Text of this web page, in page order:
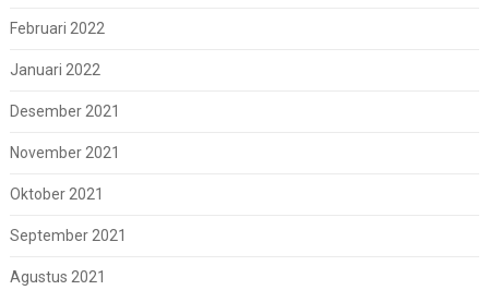
Februari 2022
Januari 2022
Desember 2021
November 2021
Oktober 2021
September 2021
Agustus 2021